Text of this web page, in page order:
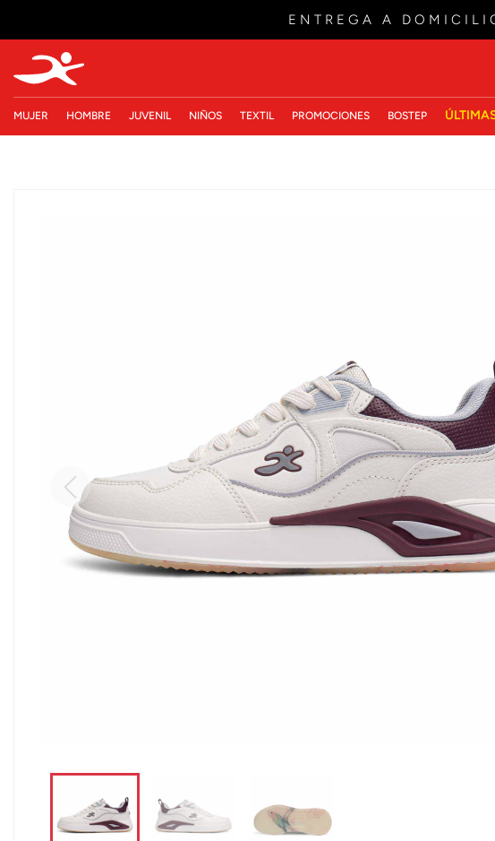
ENTREGA A
MUJER HOMBRE JUVENIL NIÑOS TEXTIL PROMOCIONES BOSTEP